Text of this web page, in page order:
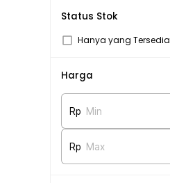
Status Stok
Hanya yang Tersedia
Harga
Rp Min
Rp Max